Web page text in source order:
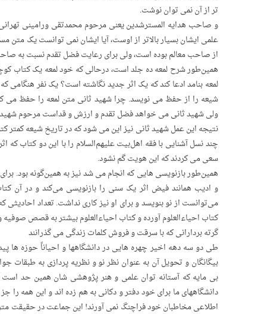
تر از آن نمی توان نوشت.
و صاحب هدایه المسترشدین یعنی مرحوم محمدتقی ورامینی
علمی ایشان بسیار بالاتر از اوست، آیا ایشان نمی توانست یک
از صاحب معالم بوده است، ولی برای رعایت فضل تقدم نسبت به
همین‌طور شرح لمعه ده جلد است، درحالی که خود لمعه یک کتاب
لمعه بنامد ادعا کند که یک اثر جدید نگاشته است؟ یک نفر
شیعه را از حفظ می نویسد. چرا شهید ثانی متن لمعه را حفظ می
ولی شهید ثانی می خواهد فضل تقدم و ارزش و قداست مرحوم
نتیجه‌ این عمل شهید ثانی نیز این می شود که در تاریخ شیعه کمتر
چند نسل آشنایی با فقه اهل‌بیت علیهم‌السلام را با این دو کتاب
سعی می کردند که این هویت گم نشود.
همین‌طور بازنویسی هایی که انجام می شد نیز به همین‌گونه بود.
و ادیب همانند فیض اثر یک سنی را بازنویسی می‌کند و در آن
می‌توانست از نو بنویسد و برای او نیز کاری نداشت. تعداد
کتاب احیاءالعلوم آورده و کتاب احیاءالعلوم بیشتر به قصص
گرته بردارانی که با سرقت و فروش کلمات زندگی می گذرانند
طی دو سه دهه­ اخیر چهره ­هایی در دانشگاهها و احیاناً حوزه­ ها
بیگانگان و تحویل آن به عنوان نظر نو و نظریه ­پردازی به طبقات
بی­ مایه که آستانه­ توان علمی و هنر پژوهشی ­شان همین حد است
اطلاعی مخاطبان خود فراچنگ نمی ­آورند! این جماعت در حقیقت